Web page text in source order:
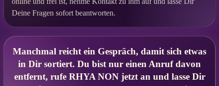
Deine Fragen sofort beantworten.
Manchmal reicht ein Gespräch, damit sich etwas
in Dir sortiert. Du bist nur einen Anruf davon
entfernt, rufe RHYA NON jetzt an und lasse Dir